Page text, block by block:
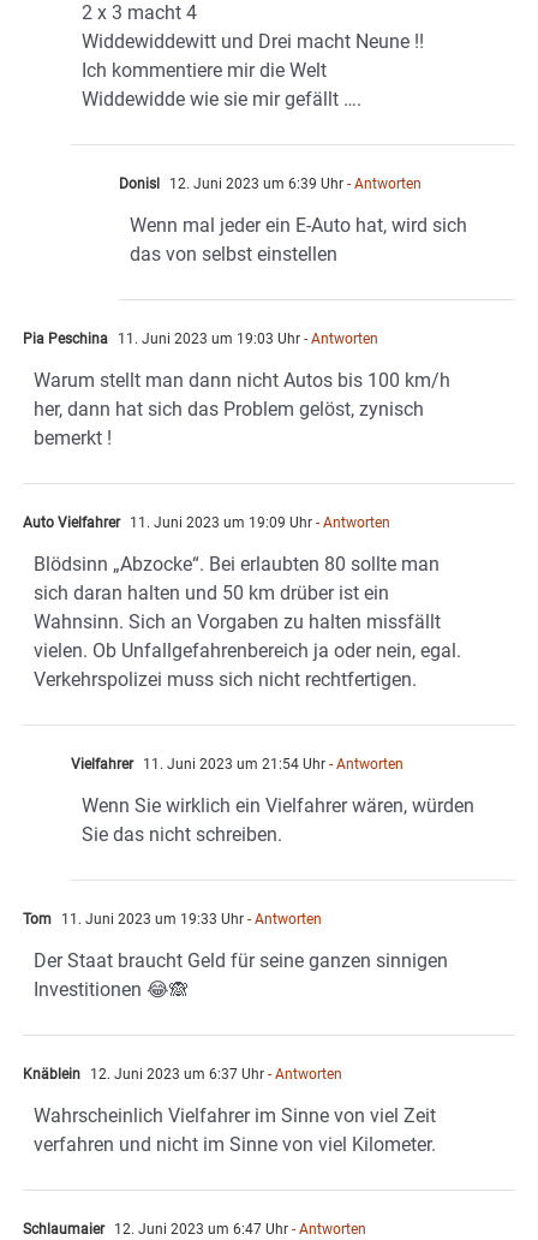
2 x 3 macht 4
Widdewiddewitt und Drei macht Neune !!
Ich kommentiere mir die Welt
Widdewidde wie sie mir gefällt ….
Donisl 12. Juni 2023 um 6:39 Uhr - Antworten
Wenn mal jeder ein E-Auto hat, wird sich
das von selbst einstellen
Pia Peschina 11. Juni 2023 um 19:03 Uhr - Antworten
Warum stellt man dann nicht Autos bis 100 km/h
her, dann hat sich das Problem gelöst, zynisch
bemerkt !
Auto Vielfahrer 11. Juni 2023 um 19:09 Uhr - Antworten
Blödsinn „Abzocke“. Bei erlaubten 80 sollte man
sich daran halten und 50 km drüber ist ein
Wahnsinn. Sich an Vorgaben zu halten missfällt
vielen. Ob Unfallgefahrenbereich ja oder nein, egal.
Verkehrspolizei muss sich nicht rechtfertigen.
Vielfahrer 11. Juni 2023 um 21:54 Uhr - Antworten
Wenn Sie wirklich ein Vielfahrer wären, würden
Sie das nicht schreiben.
Tom 11. Juni 2023 um 19:33 Uhr - Antworten
Der Staat braucht Geld für seine ganzen sinnigen
Investitionen 😂🙈
Knäblein 12. Juni 2023 um 6:37 Uhr - Antworten
Wahrscheinlich Vielfahrer im Sinne von viel Zeit
verfahren und nicht im Sinne von viel Kilometer.
Schlaumaier 12. Juni 2023 um 6:47 Uhr - Antworten